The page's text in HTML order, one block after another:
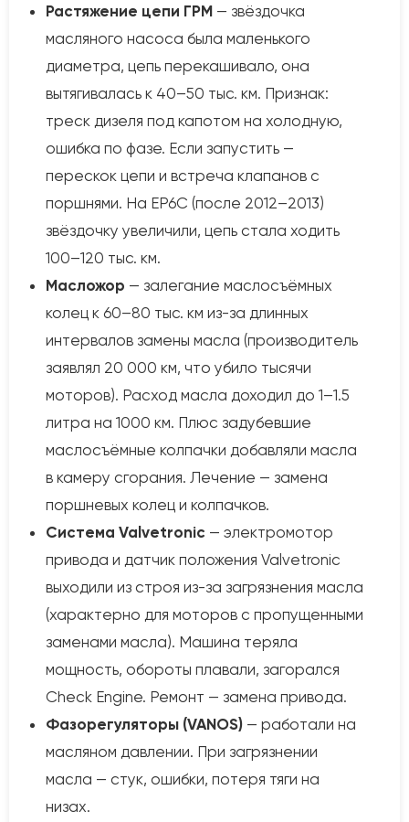
Растяжение цепи ГРМ — звёздочка
масляного насоса была маленького
диаметра, цепь перекашивало, она
вытягивалась к 40–50 тыс. км. Признак:
треск дизеля под капотом на холодную,
ошибка по фазе. Если запустить —
перескок цепи и встреча клапанов с
поршнями. На EP6C (после 2012–2013)
звёздочку увеличили, цепь стала ходить
100–120 тыс. км.
Масложор — залегание маслосъёмных
колец к 60–80 тыс. км из-за длинных
интервалов замены масла (производитель
заявлял 20 000 км, что убило тысячи
моторов). Расход масла доходил до 1–1.5
литра на 1000 км. Плюс задубевшие
маслосъёмные колпачки добавляли масла
в камеру сгорания. Лечение — замена
поршневых колец и колпачков.
Система Valvetronic — электромотор
привода и датчик положения Valvetronic
выходили из строя из-за загрязнения масла
(характерно для моторов с пропущенными
заменами масла). Машина теряла
мощность, обороты плавали, загорался
Check Engine. Ремонт — замена привода.
Фазорегуляторы (VANOS) — работали на
масляном давлении. При загрязнении
масла — стук, ошибки, потеря тяги на
низах.